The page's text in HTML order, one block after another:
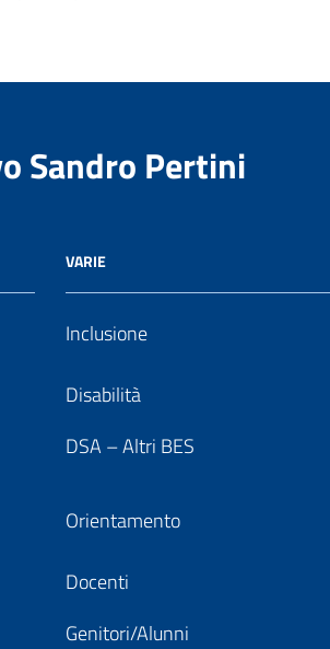
Sandro Pertini
VARIE
Inclusione
Disabilità
DSA – Altri BES
Orientamento
Docenti
Genitori/Alunni